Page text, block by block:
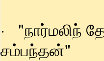
· "நார்மலிந்
சம்பந்தன்" -